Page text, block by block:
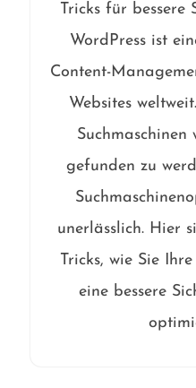
Tricks für
WordPress ist
Content-
Websites
Suchmaschinen
gefunden zu
unerlässlich. Hier
Tricks, wie Sie
eine bessere